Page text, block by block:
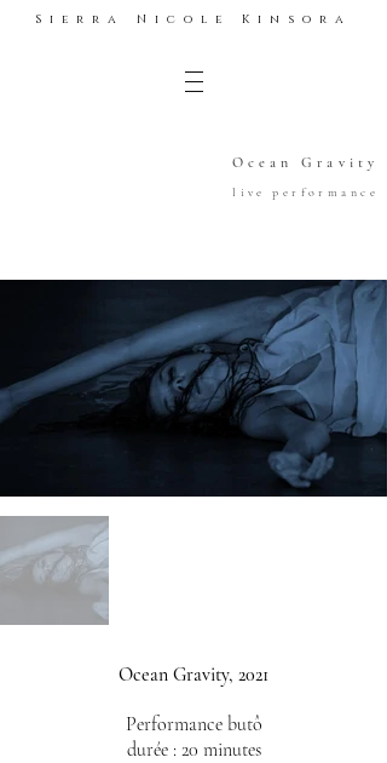
Sierra Nicole Kinsora
Ocean Gravity
live performance
Ocean Gravity, 2021
Performance butô
durée : 20 minutes